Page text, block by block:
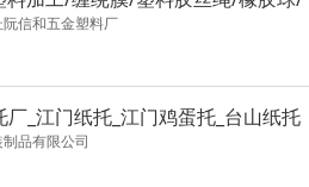
信和五金塑料厂
厂_江门纸托_江门鸡蛋托_台山纸托
品有限公司